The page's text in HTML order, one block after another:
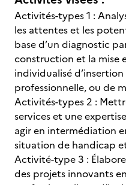
Activités-types 1 :
les attentes et les
base d’un diagnostic
construction et la mise
individualisé
professionnelle, ou de
Activités-types 2 :
services et une
agir en intermédiation
situation de handicap
Activité-type 3 :
des projets innovants